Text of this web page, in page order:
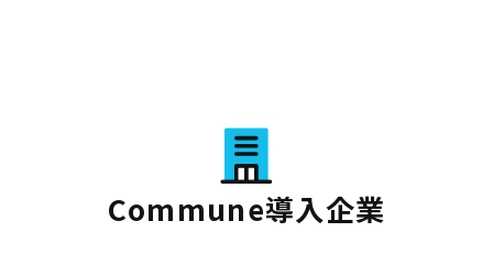
Commune導入企業